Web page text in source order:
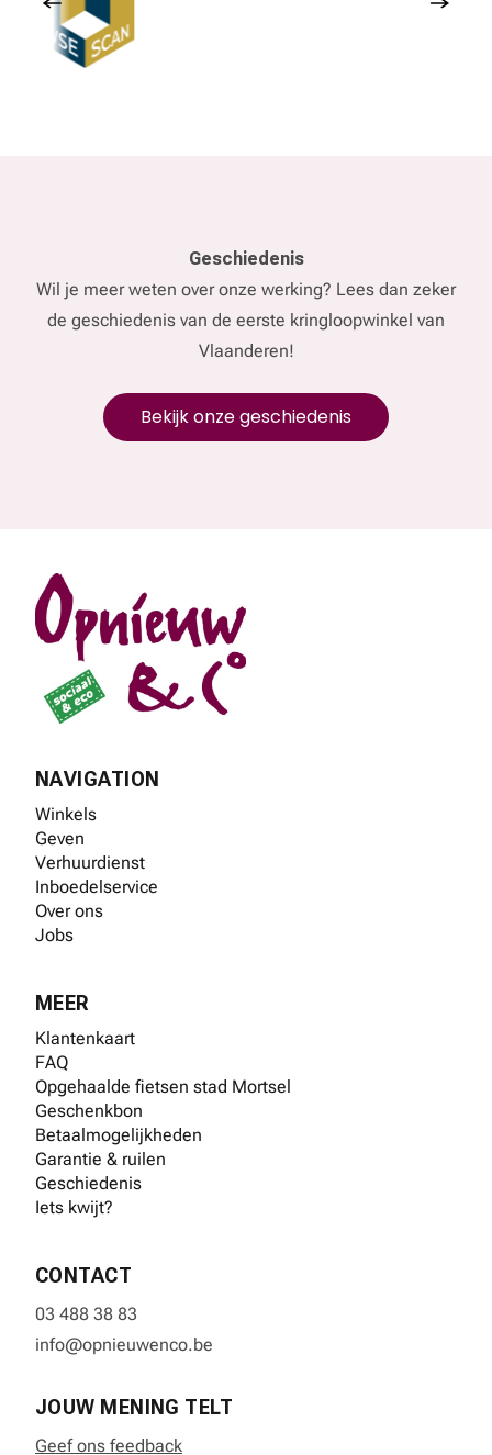
Geschiedenis
Wil je meer weten over onze werking? Lees dan zeker
de geschiedenis van de eerste kringloopwinkel van
Vlaanderen!
Bekijk onze geschiedenis
Footer
NAVIGATION
Winkels
Geven
Verhuurdienst
Inboedelservice
Over ons
Jobs
MEER
Klantenkaart
FAQ
Opgehaalde fietsen stad Mortsel
Geschenkbon
Betaalmogelijkheden
Garantie & ruilen
Geschiedenis
Iets kwijt?
CONTACT
03 488 38 83
info@opnieuwenco.be
JOUW MENING TELT
Geef ons feedback